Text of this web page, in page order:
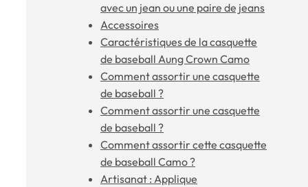
avec un jean ou une paire de jeans
Accessoires
Caractéristiques de la casquette
de baseball Aung Crown Camo
Comment assortir une casquette
de baseball ?
Comment assortir une casquette
de baseball ?
Comment assortir cette casquette
de baseball Camo ?
Artisanat : Applique